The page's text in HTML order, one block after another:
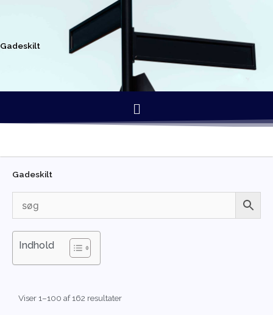
Gadeskilt
Menu
Gadeskilt
Indhold
Viser 1–100 af 162 resultater